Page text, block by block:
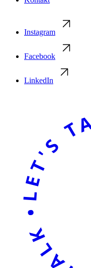
Instagram
Facebook
LinkedIn
LET'S